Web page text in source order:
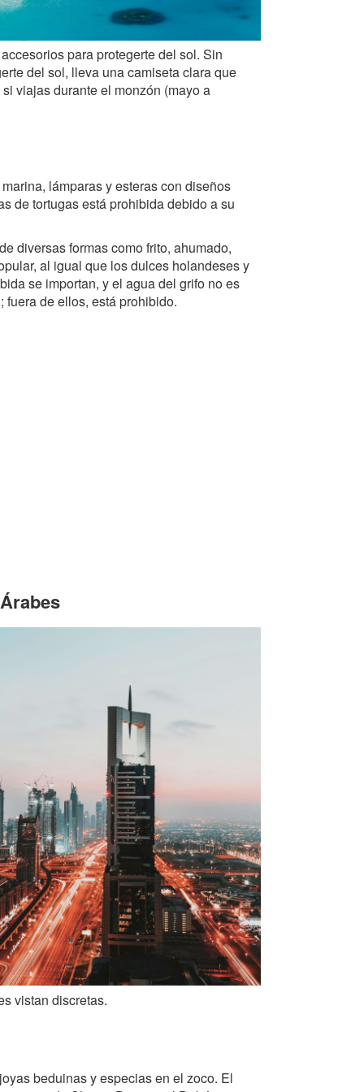
para protegerte del sol. Sin
del sol, lleva una camiseta clara que
viajas durante el monzón (mayo a
lámparas y esteras con diseños
de tortugas está prohibida debido a su
diversas formas como frito, ahumado,
al igual que los dulces holandeses y
se importan, y el agua del grifo no es
de ellos, está prohibido.
vistan discretas.
beduinas y especias en el zoco. El